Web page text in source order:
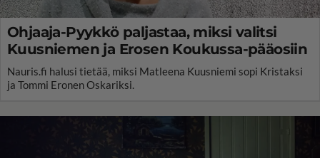
Ohjaaja-Pyykkö paljastaa, miksi valitsi
Kuusniemen ja Erosen Koukussa-pääosiin
Nauris.fi halusi tietää, miksi Matleena Kuusniemi sopi Kristaksi
ja Tommi Eronen Oskariksi.